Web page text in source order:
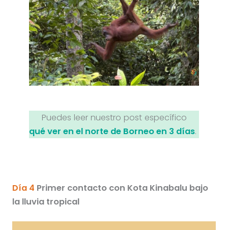
Puedes leer nuestro post específico
qué ver en el norte de Borneo en 3 días.
Día 4 Primer contacto con Kota Kinabalu bajo
la lluvia tropical